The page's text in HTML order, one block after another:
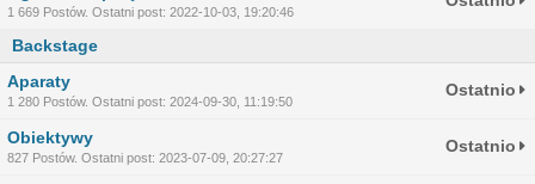
1 669 Postów. Ostatni post: 2022-10-03, 19:20:46
Backstage
Aparaty
1 280 Postów. Ostatni post: 2024-09-30, 11:19:50
Ostatnio
Obiektywy
827 Postów. Ostatni post: 2023-07-09, 20:27:27
Ostatnio